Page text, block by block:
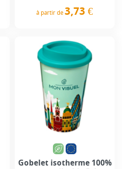
à partir de 3,73 €
Gobelet isotherme 100%